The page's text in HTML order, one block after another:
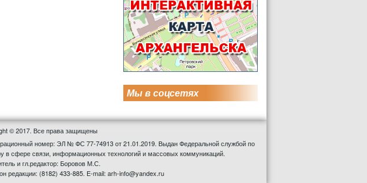
Мы в соцсетях
© 2017. Все права защищены
номер: ЭЛ № ФС 77-74913 от 21.01.2019. Выдан Федеральной службой по
в сфере связи, информационных технологий и массовых коммуникаций.
и гл.редактор: Боровов М.С.
редакции: (8182) 433-885. E-mail: arh-info@yandex.ru